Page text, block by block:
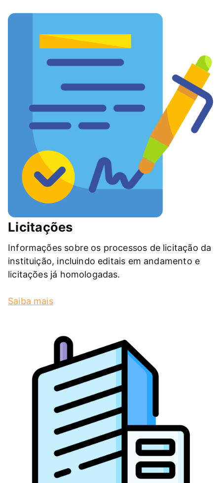
Licitações
Informações sobre os processos de licitação da
instituição, incluindo editais em andamento e
licitações já homologadas.
Saiba mais